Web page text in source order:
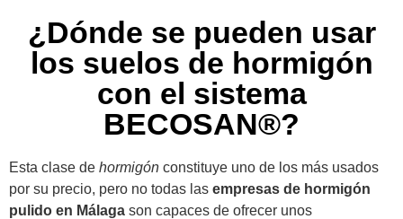
¿Dónde se pueden usar
los suelos de hormigón
con el sistema
BECOSAN®?
Esta clase de hormigón constituye uno de los más usados
por su precio, pero no todas las empresas de hormigón
pulido en Málaga son capaces de ofrecer unos